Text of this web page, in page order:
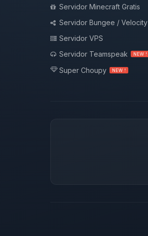
Servidor Minecraft Gratis
Servidor Bungee / Velocity
Servidor VPS
Servidor Teamspeak
NEW !
Super Choupy NEW !